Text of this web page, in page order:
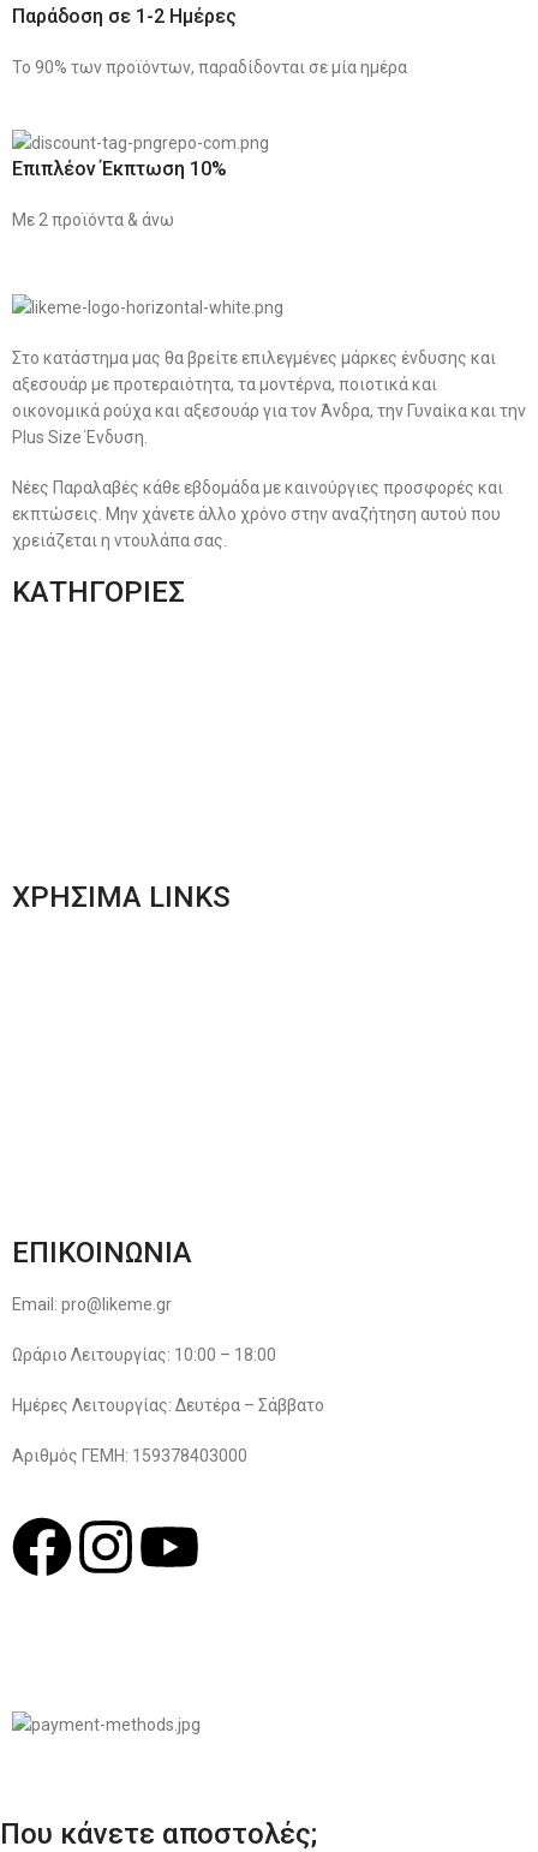
Παράδοση σε 1-2 Ημέρες
Το 90% των προϊόντων, παραδίδονται σε μία ημέρα
Επιπλέον Έκπτωση 10%
Με 2 προϊόντα & άνω
Στο κατάστημα μας θα βρείτε επιλεγμένες μάρκες ένδυσης και
αξεσουάρ με προτεραιότητα, τα μοντέρνα, ποιοτικά και
οικονομικά ρούχα και αξεσουάρ για τον Άνδρα, την Γυναίκα και την
Plus Size Ένδυση.
Νέες Παραλαβές κάθε εβδομάδα με καινούργιες προσφορές και
εκπτώσεις. Μην χάνετε άλλο χρόνο στην αναζήτηση αυτού που
χρειάζεται η ντουλάπα σας.
ΚΑΤΗΓΟΡΙΕΣ
ΧΡΗΣΙΜΑ LINKS
ΕΠΙΚΟΙΝΩΝΙΑ
Email: pro@likeme.gr
Ωράριο Λειτουργίας: 10:00 – 18:00
Ημέρες Λειτουργίας: Δευτέρα – Σάββατο
Αριθμός ΓΕΜΗ: 159378403000
Που κάνετε αποστολές;